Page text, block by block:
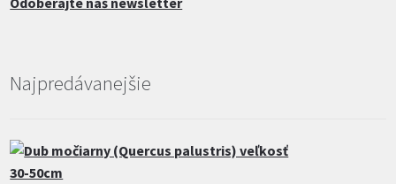
Najpredávanejšie